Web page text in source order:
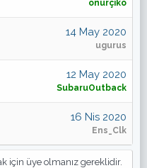
onurçiko
14 May 2020
ugurus
12 May 2020
SubaruOutback
16 Nis 2020
Ens_Clk
için üye olmanız gereklidir.